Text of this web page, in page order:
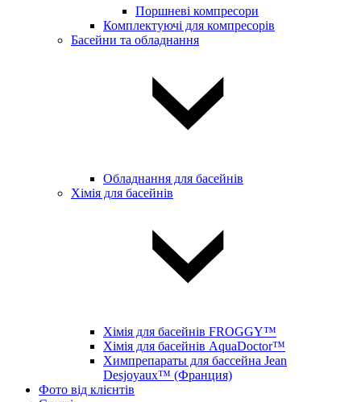
Поршневі компресори
Комплектуючі для компресорів
Басейни та обладнання
Обладнання для басейнів
Хімія для басейнів
Хімія для басейнів FROGGY™
Хімія для басейнів AquaDoctor™
Химпрепараты для бассейна Jean
Desjoyaux™ (Франция)
Фото від клієнтів